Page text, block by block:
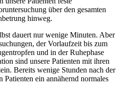
über den gesamten
hinweg.
dauert nur wenige Minuten. Aber
der Vorlaufzeit bis zum
und in der Ruhephase
sind unsere Patienten mit ihren
Bereits wenige Stunden nach der
Patienten ein annähernd normales